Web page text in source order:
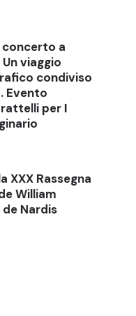
concerto a
Un viaggio
condiviso
Evento
per I
XXX Rassegna
William
Nardis